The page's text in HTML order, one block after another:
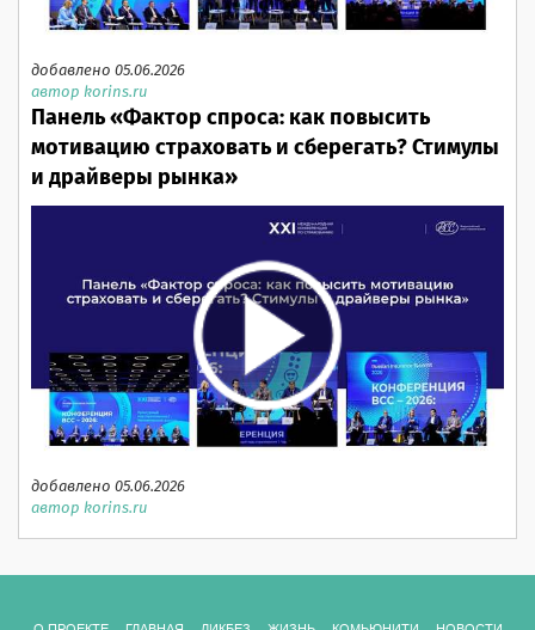
добавлено 05.06.2026
автор korins.ru
Панель «Фактор спроса: как повысить
мотивацию страховать и сберегать? Стимулы
и драйверы рынка»
добавлено 05.06.2026
автор korins.ru